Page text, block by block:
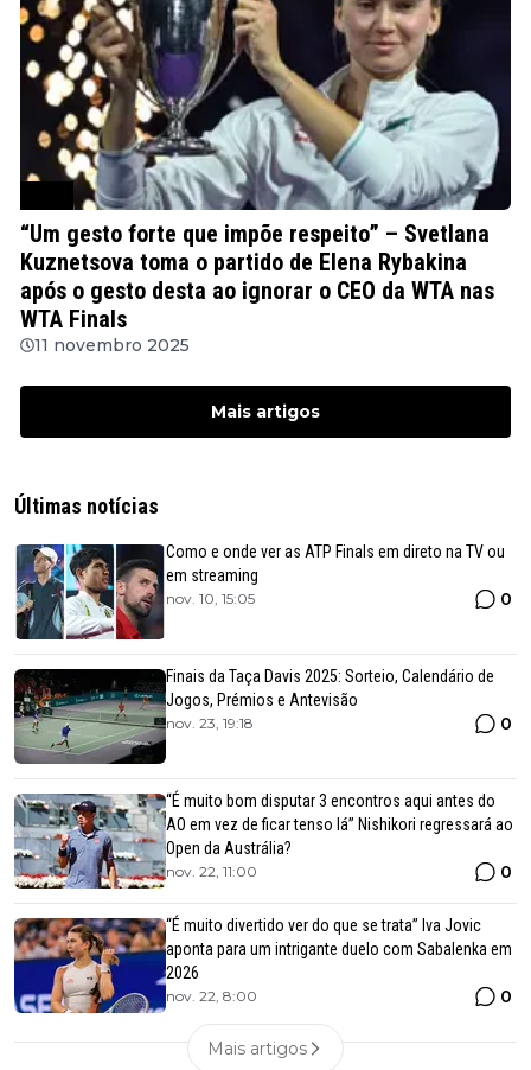
“Um gesto forte que impõe respeito” – Svetlana
Kuznetsova toma o partido de Elena Rybakina
após o gesto desta ao ignorar o CEO da WTA nas
WTA Finals
11 novembro 2025
Mais artigos
Últimas notícias
Como e onde ver as ATP Finals em direto na TV ou
em streaming
nov. 10, 15:05 0
Finais da Taça Davis 2025: Sorteio, Calendário de
Jogos, Prémios e Antevisão
nov. 23, 19:18 0
“É muito bom disputar 3 encontros aqui antes do
AO em vez de ficar tenso lá” Nishikori regressará ao
Open da Austrália?
nov. 22, 11:00 0
“É muito divertido ver do que se trata” Iva Jovic
aponta para um intrigante duelo com Sabalenka em
2026
nov. 22, 8:00 0
Mais artigos